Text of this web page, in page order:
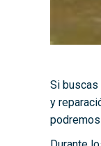
Si
y